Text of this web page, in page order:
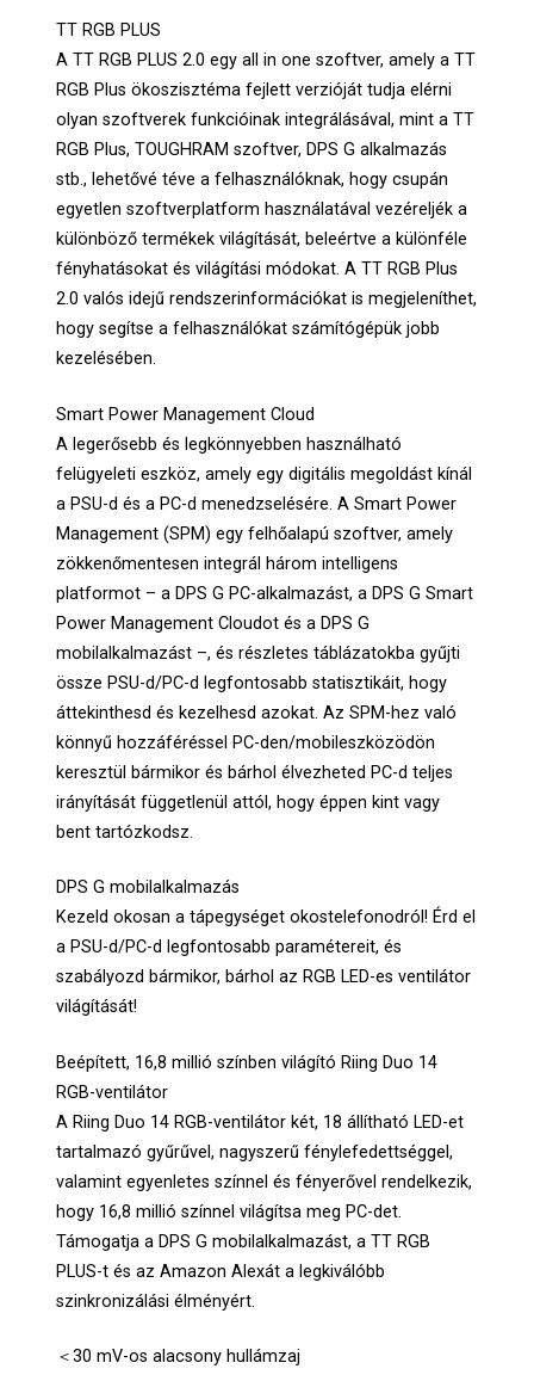
TT RGB PLUS
A TT RGB PLUS 2.0 egy all in one szoftver, amely a TT
RGB Plus ökoszisztéma fejlett verzióját tudja elérni
olyan szoftverek funkcióinak integrálásával, mint a TT
RGB Plus, TOUGHRAM szoftver, DPS G alkalmazás
stb., lehetővé téve a felhasználóknak, hogy csupán
egyetlen szoftverplatform használatával vezéreljék a
különböző termékek világítását, beleértve a különféle
fényhatásokat és világítási módokat. A TT RGB Plus
2.0 valós idejű rendszerinformációkat is megjeleníthet,
hogy segítse a felhasználókat számítógépük jobb
kezelésében.
Smart Power Management Cloud
A legerősebb és legkönnyebben használható
felügyeleti eszköz, amely egy digitális megoldást kínál
a PSU-d és a PC-d menedzselésére. A Smart Power
Management (SPM) egy felhőalapú szoftver, amely
zökkenőmentesen integrál három intelligens
platformot – a DPS G PC-alkalmazást, a DPS G Smart
Power Management Cloudot és a DPS G
mobilalkalmazást –, és részletes táblázatokba gyűjti
össze PSU-d/PC-d legfontosabb statisztikáit, hogy
áttekinthesd és kezelhesd azokat. Az SPM-hez való
könnyű hozzáféréssel PC-den/mobileszközödön
keresztül bármikor és bárhol élvezheted PC-d teljes
irányítását függetlenül attól, hogy éppen kint vagy
bent tartózkodsz.
DPS G mobilalkalmazás
Kezeld okosan a tápegységet okostelefonodról! Érd el
a PSU-d/PC-d legfontosabb paramétereit, és
szabályozd bármikor, bárhol az RGB LED-es ventilátor
világítását!
Beépített, 16,8 millió színben világító Riing Duo 14
RGB-ventilátor
A Riing Duo 14 RGB-ventilátor két, 18 állítható LED-et
tartalmazó gyűrűvel, nagyszerű fénylefedettséggel,
valamint egyenletes színnel és fényerővel rendelkezik,
hogy 16,8 millió színnel világítsa meg PC-det.
Támogatja a DPS G mobilalkalmazást, a TT RGB
PLUS-t és az Amazon Alexát a legkiválóbb
szinkronizálási élményért.
＜30 mV-os alacsony hullámzaj